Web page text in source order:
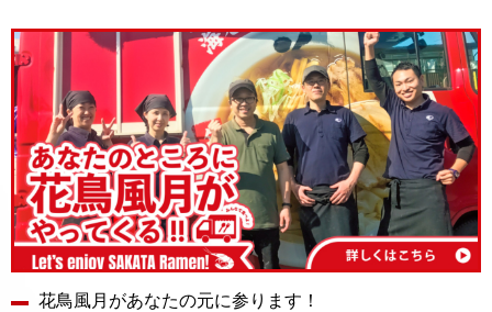
花鳥風月があなたの元に参ります！